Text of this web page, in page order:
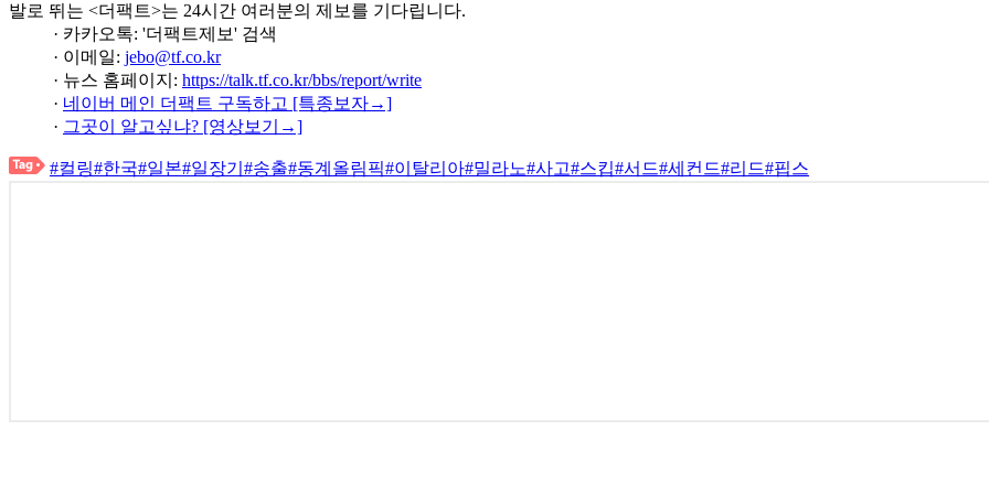
발로 뛰는 <더팩트>는 24시간 여러분의 제보를 기다립니다.
· 카카오톡: '더팩트제보' 검색
· 이메일: jebo@tf.co.kr
· 뉴스 홈페이지: https://talk.tf.co.kr/bbs/report/write
· 네이버 메인 더팩트 구독하고 [특종보자→]
· 그곳이 알고싶냐? [영상보기→]
#컬링#한국#일본#일장기 #송출#동계올림픽#이탈리아#밀라노#사고#스킵#서드#세컨드#리드#핍스